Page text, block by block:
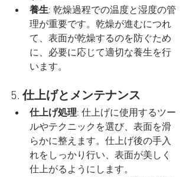
養生: 乾燥過程での温度と湿度の管
理が重要です。乾燥が進むにつれ
て、表面が乾燥するのを防ぐため
に、必要に応じて適切な養生を行
います。
5. 仕上げとメンテナンス
仕上げ処理: 仕上げに使用するツー
ルやテクニックを選び、表面を滑
らかに整えます。仕上げ後の手入
れをしっかり行い、表面が美しく
仕上がるようにします。